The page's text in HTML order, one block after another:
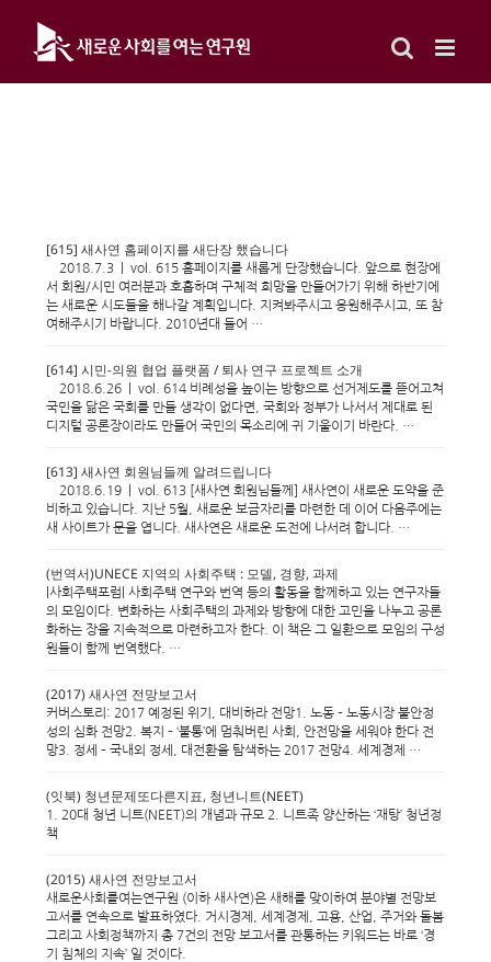
content
[615] 새사연 홈페이지를 새단장 했습니다
2018.7.3 | vol. 615 홈페이지를 새롭게 단장했습니다. 앞으로 현장에
서 회원/시민 여러분과 호흡하며 구체적 희망을 만들어가기 위해 하반기에
는 새로운 시도들을 해나갈 계획입니다. 지켜봐주시고 응원해주시고, 또 참
여해주시기 바랍니다. 2010년대 들어 …
[614] 시민-의원 협업 플랫폼 / 퇴사 연구 프로젝트 소개
2018.6.26 | vol. 614 비례성을 높이는 방향으로 선거제도를 뜯어고쳐
국민을 닮은 국회를 만들 생각이 없다면, 국회와 정부가 나서서 제대로 된
디지털 공론장이라도 만들어 국민의 목소리에 귀 기울이기 바란다. …
[613] 새사연 회원님들께 알려드립니다
2018.6.19 | vol. 613 [새사연 회원님들께] 새사연이 새로운 도약을 준
비하고 있습니다. 지난 5월, 새로운 보금자리를 마련한 데 이어 다음주에는
새 사이트가 문을 엽니다. 새사연은 새로운 도전에 나서려 합니다. …
(번역서)UNECE 지역의 사회주택 : 모델, 경향, 과제
|사회주택포럼| 사회주택 연구와 번역 등의 활동을 함께하고 있는 연구자들
의 모임이다. 변화하는 사회주택의 과제와 방향에 대한 고민을 나누고 공론
화하는 장을 지속적으로 마련하고자 한다. 이 책은 그 일환으로 모임의 구성
원들이 함께 번역했다. …
(2017) 새사연 전망보고서
커버스토리: 2017 예정된 위기, 대비하라 전망1. 노동 – 노동시장 불안정
성의 심화 전망2. 복지 – ‘불통’에 멈춰버린 사회, 안전망을 세워야 한다 전
망3. 정세 – 국내외 정세, 대전환을 탐색하는 2017 전망4. 세계경제 …
(잇북) 청년문제또다른지표, 청년니트(NEET)
1. 20대 청년 니트(NEET)의 개념과 규모 2. 니트족 양산하는 ‘재탕’ 청년정
책
(2015) 새사연 전망보고서
새로운사회를여는연구원 (이하 새사연)은 새해를 맞이하여 분야별 전망보
고서를 연속으로 발표하였다. 거시경제, 세계경제, 고용, 산업, 주거와 돌봄
그리고 사회정책까지 총 7건의 전망 보고서를 관통하는 키워드는 바로 ‘경
기 침체의 지속’ 일 것이다.